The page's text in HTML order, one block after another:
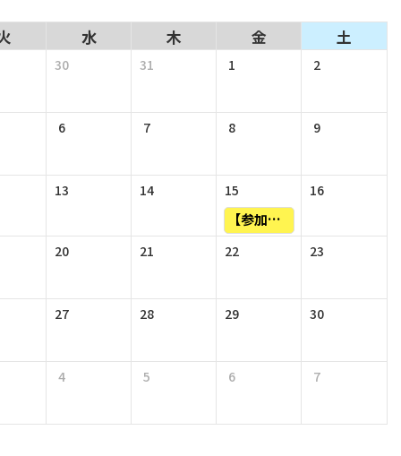
水 木 金 土
30 31 1 2
6 7 8 9
13 14 15 16
【参加者募集】Leica Micro Systems THUNDER Imager イメージング実技講習会
20 21 22 23
27 28 29 30
4 5 6 7